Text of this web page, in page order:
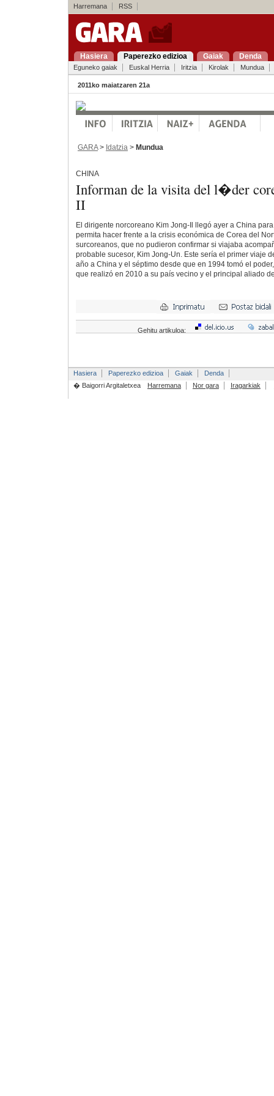
Harremana RSS
Hasiera Paperezko edizioa Gaiak Denda
Eguneko gaiak Euskal Herria Iritzia Kirolak Mundua
2011ko maiatzaren 21a
GARA> Idatzia > Mundua
CHINA
Informan de la visita del l�der
II
El dirigente norcoreano Kim Jong-Il llegó ayer a China
permita hacer frente a la crisis económica de Corea del
surcoreanos, que no pudieron confirmar si viajaba
probable sucesor, Kim Jong-Un. Este sería el primer viaje
año a China y el séptimo desde que en 1994 tomó el
que realizó en 2010 a su país vecino y el principal aliado
Gehitu artikuloa:
Hasiera Paperezko edizioa Gaiak
Denda
� Baigorri Argitaletxea
Harremana Nor gara Iragarkiak